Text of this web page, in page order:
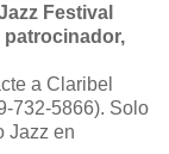
Festival
patrocinador,
a Claribel
732-5866). Solo
Jazz en